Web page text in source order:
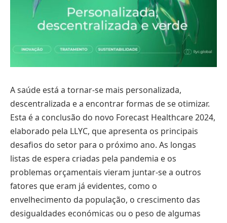
A saúde está a tornar-se mais personalizada,
descentralizada e a encontrar formas de se otimizar.
Esta é a conclusão do novo Forecast Healthcare 2024,
elaborado pela LLYC, que apresenta os principais
desafios do setor para o próximo ano. As longas
listas de espera criadas pela pandemia e os
problemas orçamentais vieram juntar-se a outros
fatores que eram já evidentes, como o
envelhecimento da população, o crescimento das
desigualdades económicas ou o peso de algumas